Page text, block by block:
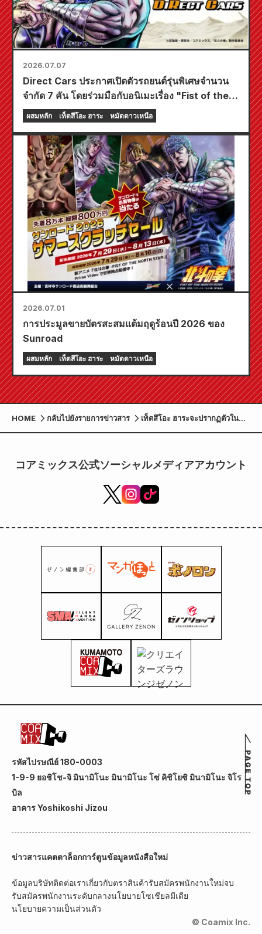
2026.07.07
Direct Cars ประกาศเปิดตัวรถยนต์รุ่นพิเศษจำนวน
จำกัด 7 คัน โดยร่วมมือกับอนิเมะเรื่อง "Fist of the
North Star" ในงาน Tokyo Camping Car Show
2026
ผสมหลัก เท็ตสึโอะ ฮาระ หมัดดาวเหนือ
2026.07.01
การประมูลขายบัตรสะสมแต้มฤดูร้อนปี 2026 ของ
Sunroad
ผสมหลัก เท็ตสึโอะ ฮาระ หมัดดาวเหนือ
HOME กลับไปยังรายการข่าวสาร
เท็ตสึโอะ ฮาระจะปรากฏตัวใน
สิงหาคม
コアミックス公式ソーシャルメディアアカウント
รหัสไปรษณีย์ 180-0003
1-9-9 ยอชิโช-จิ มินามิโนะ มินามิโนะ โซ่ คิชิโยซิ มินามิโนะ จิโร
บิล
อาคาร Yoshikoshi Jizou
ข่าวสารแคตตาล็อกการ์ตูนข้อมูลหนังสือใหม่
ข้อมูลบริษัทติดต่อเราเกี่ยวกับตราสินค้ารับสมัครพนักงานใหม่จบ
รับสมัครพนักงานระดับกลางนโยบายโซเชียลมีเดีย
นโยบายความเป็นส่วนตัว
© Coamix Inc.